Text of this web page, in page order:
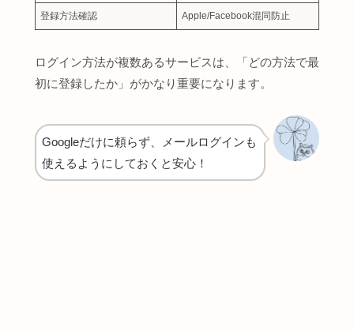
登録方法確認 Apple/Facebook混同防止
ログイン方法が複数あるサービスは、「どの方法で最
初に登録したか」がかなり重要になります。
Googleだけに頼らず、メールログインも
使えるようにしておくと安心！